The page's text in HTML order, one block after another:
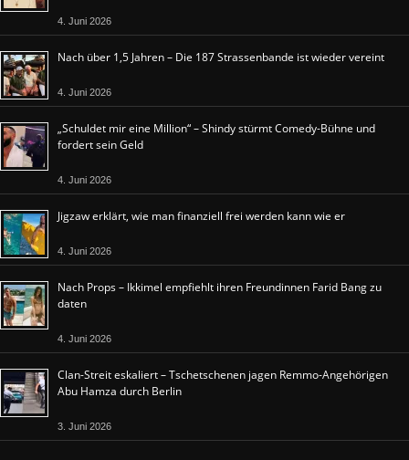
4. Juni 2026
Nach über 1,5 Jahren – Die 187 Strassenbande ist wieder vereint
4. Juni 2026
„Schuldet mir eine Million“ – Shindy stürmt Comedy-Bühne und
fordert sein Geld
4. Juni 2026
Jigzaw erklärt, wie man finanziell frei werden kann wie er
4. Juni 2026
Nach Props – Ikkimel empfiehlt ihren Freundinnen Farid Bang zu
daten
4. Juni 2026
Clan-Streit eskaliert – Tschetschenen jagen Remmo-Angehörigen
Abu Hamza durch Berlin
3. Juni 2026